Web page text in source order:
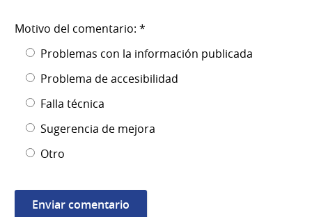
Motivo del comentario: *
Problemas con la información publicada
Problema de accesibilidad
Falla técnica
Sugerencia de mejora
Otro